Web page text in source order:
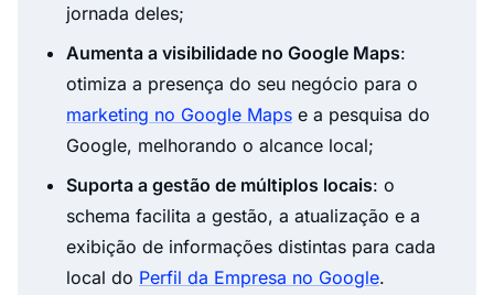
jornada deles;
Aumenta a visibilidade no Google Maps:
otimiza a presença do seu negócio para o
marketing no Google Maps e a pesquisa do
Google, melhorando o alcance local;
Suporta a gestão de múltiplos locais: o
schema facilita a gestão, a atualização e a
exibição de informações distintas para cada
local do Perfil da Empresa no Google.